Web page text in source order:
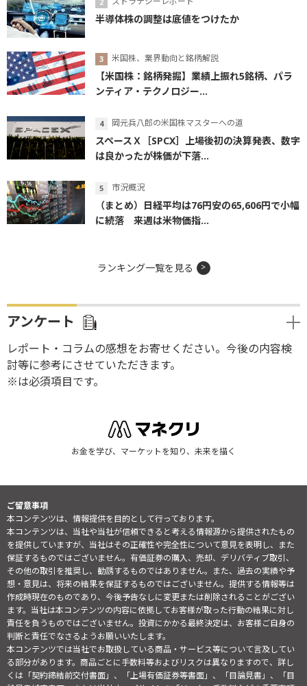
半導体株の調整は底値をつけたか
米国株、業界動向と銘柄解説
【米国株：銘柄発掘】業績上振れ5銘柄、パラ
ンティア・テクノロジー...
岡元兵八郎の米国株マスターへの道
スペースＸ［SPCX］上場後初の決算発表、数字
は良かったが株価が下落...
市況概況
（まとめ）日経平均は76円安の65,606円で小幅
に続落 来週は米物価指...
ランキング一覧を見る
アンケート
レポート・コラムの感想をお寄せください。今後の内容検
討等に参考にさせていただきます。
※は必須項目です。
お金を学び、マーケットを知り、未来を描く
ご留意事項
本コンテンツは、情報提供を目的として行っております。
本コンテンツは、当社や当社が信頼できると考える情報源から提供されたもの
を提供していますが、当社はその正確性や完全性について意見を表明し、また
保証するものではございません。有価証券の購入、売却、デリバティブ取引、
その他の取引を推奨し、勧誘するものではありません。また、過去の実績や予
想・意見は、将来の結果を保証するものではございません。提供する情報等は
作成時現在のものであり、今後予告なしに変更または削除されることがござい
ます。当社は本コンテンツの内容に依拠してお客様が取った行動の結果に対し
責任を負うものではございません。投資にかかる最終決定は、お客様ご自身の
判断と責任でなさるようお願いいたします。
本コンテンツでは当社でお取扱している商品・サービス等について言及してい
る部分があります。商品ごとに手数料等およびリスクは異なりますので、詳し
くは「契約締結前交付書面」、「上場有価証券等書面」、「目論見書」、「目